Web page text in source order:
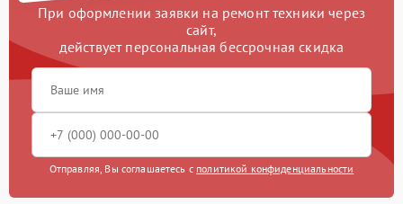
При оформлении заявки на ремонт техники через
сайт,
действует персональная бессрочная скидка
Отправляя, Вы соглашаетесь с политикой конфиденциальности